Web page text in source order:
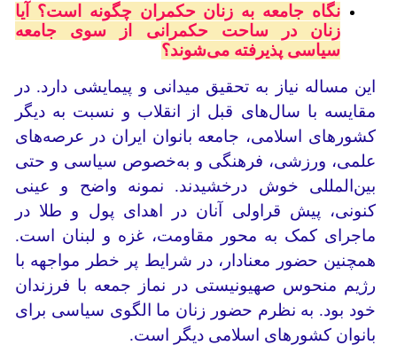
نگاه جامعه به زنان حکمران چگونه است؟ آیا
زنان در ساحت حکمرانی از سوی جامعه
سیاسی پذیرفته می‌شوند؟
این مساله نیاز به تحقیق میدانی و پیمایشی دارد. در
مقایسه با سال‌های قبل از انقلاب و نسبت به دیگر
کشورهای اسلامی، جامعه بانوان ایران در عرصه‌های
علمی، ورزشی، فرهنگی و به‌خصوص سیاسی و حتی
بین‌المللی خوش درخشیدند. نمونه واضح و عینی
کنونی، پیش قراولی آنان در اهدای پول و طلا در
ماجرای کمک به محور مقاومت، غزه و لبنان است.
همچنین حضور معنادار، در شرایط پر خطر مواجهه با
رژیم منحوس صهیونیستی در نماز جمعه با فرزندان
خود بود. به نظرم حضور زنان ما الگوی سیاسی برای
بانوان کشورهای اسلامی دیگر است.